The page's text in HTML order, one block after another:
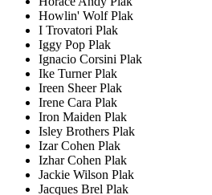
Howlin' Wolf Plak
I Trovatori Plak
Iggy Pop Plak
Ignacio Corsini Plak
Ike Turner Plak
Ireen Sheer Plak
Irene Cara Plak
Iron Maiden Plak
Isley Brothers Plak
Izar Cohen Plak
Izhar Cohen Plak
Jackie Wilson Plak
Jacques Brel Plak